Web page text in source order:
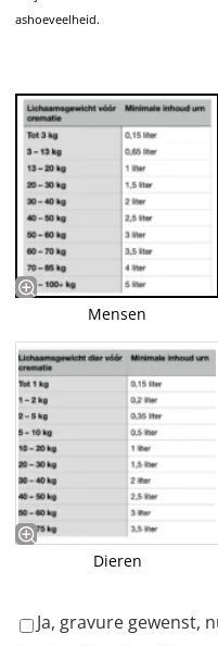
ashoeveelheid.
Mensen
Dieren
Ja, gravure gewenst,